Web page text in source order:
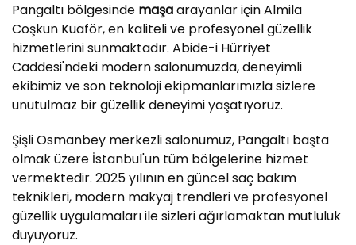
Pangaltı bölgesinde maşaarayanlar için Almila
Coşkun Kuaför, en kaliteli ve profesyonel güzellik
hizmetlerini sunmaktadır. Abide-i Hürriyet
Caddesi'ndeki modern salonumuzda, deneyimli
ekibimiz ve son teknoloji ekipmanlarımızla sizlere
unutulmaz bir güzellik deneyimi yaşatıyoruz.
Şişli Osmanbey merkezli salonumuz, Pangaltı başta
olmak üzere İstanbul'un tüm bölgelerine hizmet
vermektedir. 2025 yılının en güncel saç bakım
teknikleri, modern makyaj trendleri ve profesyonel
güzellik uygulamaları ile sizleri ağırlamaktan mutluluk
duyuyoruz.